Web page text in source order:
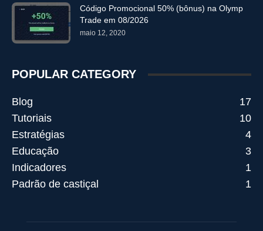
Código Promocional 50% (bônus) na Olymp
Trade em 08/2026
maio 12, 2020
POPULAR CATEGORY
Blog
17
Tutoriais
10
Estratégias
4
Educação
3
Indicadores
1
Padrão de castiçal
1